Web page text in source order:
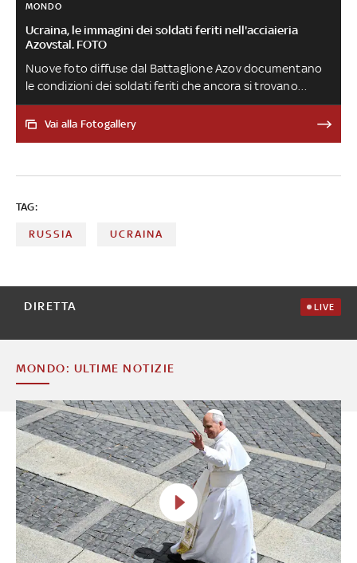
MONDO
Ucraina, le immagini dei soldati feriti nell'acciaieria
Azovstal. FOTO
Nuove foto diffuse dal Battaglione Azov documentano
le condizioni dei soldati feriti che ancora si trovano
nell'acciaieria a Mariupol. Oltre alle immagini, è stato
diffuso un appello affinché vengano al più presto
Vai alla Fotogallery
TAG:
RUSSIA UCRAINA
DIRETTA LIVE
MONDO: ULTIME NOTIZIE